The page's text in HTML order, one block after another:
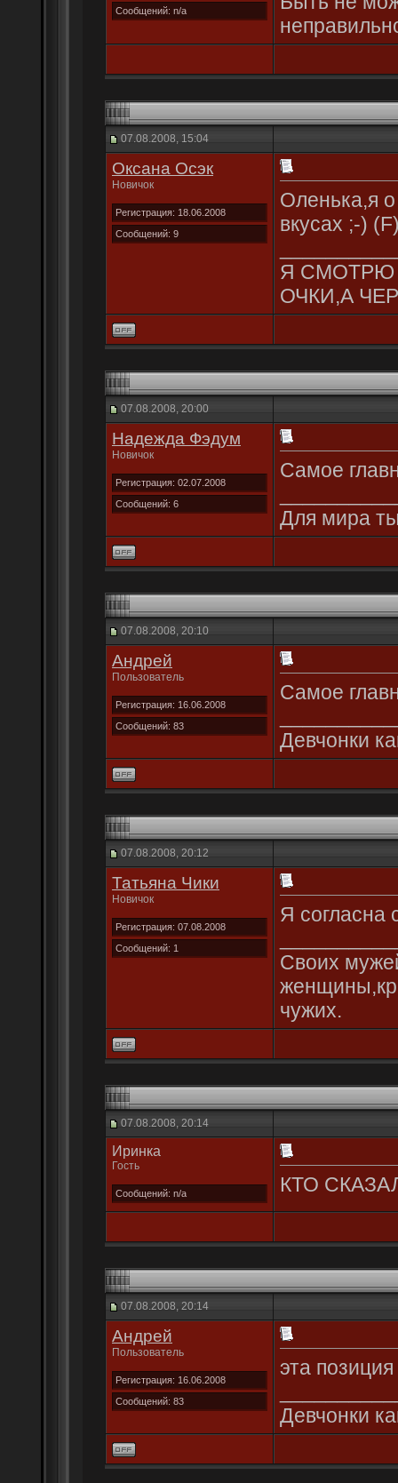
Сообщений: n/a
07.08.2008, 15:04
Оксана Осэк
Новичок
Регистрация: 18.06.2008
Сообщений: 9
Оленька,я
вкусах ;-)
Я СМОТРЮ
ОЧКИ,А
07.08.2008, 20:00
Надежда Фэдум
Новичок
Регистрация: 02.07.2008
Сообщений: 6
Самое
Для мира
07.08.2008, 20:10
Андрей
Пользователь
Регистрация: 16.06.2008
Сообщений: 83
Самое
Девчонки
07.08.2008, 20:12
Татьяна Чики
Новичок
Регистрация: 07.08.2008
Сообщений: 1
Я согласна
Своих
чужих.
07.08.2008, 20:14
Иринка
Гость
Сообщений: n/a КТО
07.08.2008, 20:14
Андрей
Пользователь
Регистрация: 16.06.2008
Сообщений: 83
эта
Девчонки